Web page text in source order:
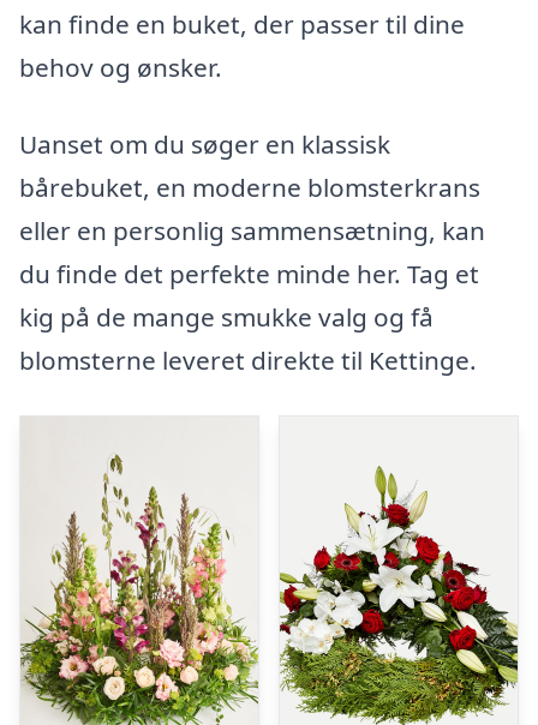
kan finde en buket, der passer til dine
behov og ønsker.
Uanset om du søger en klassisk
bårebuket, en moderne blomsterkrans
eller en personlig sammensætning, kan
du finde det perfekte minde her. Tag et
kig på de mange smukke valg og få
blomsterne leveret direkte til Kettinge.